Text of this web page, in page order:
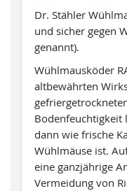
Dr. Stähler
und sicher gegen
genannt).
Wühlmausköder
altbewährten
Bodenfeuchtigkeit
dann wie frische
Wühlmäuse ist.
eine ganzjährige
Vermeidung von